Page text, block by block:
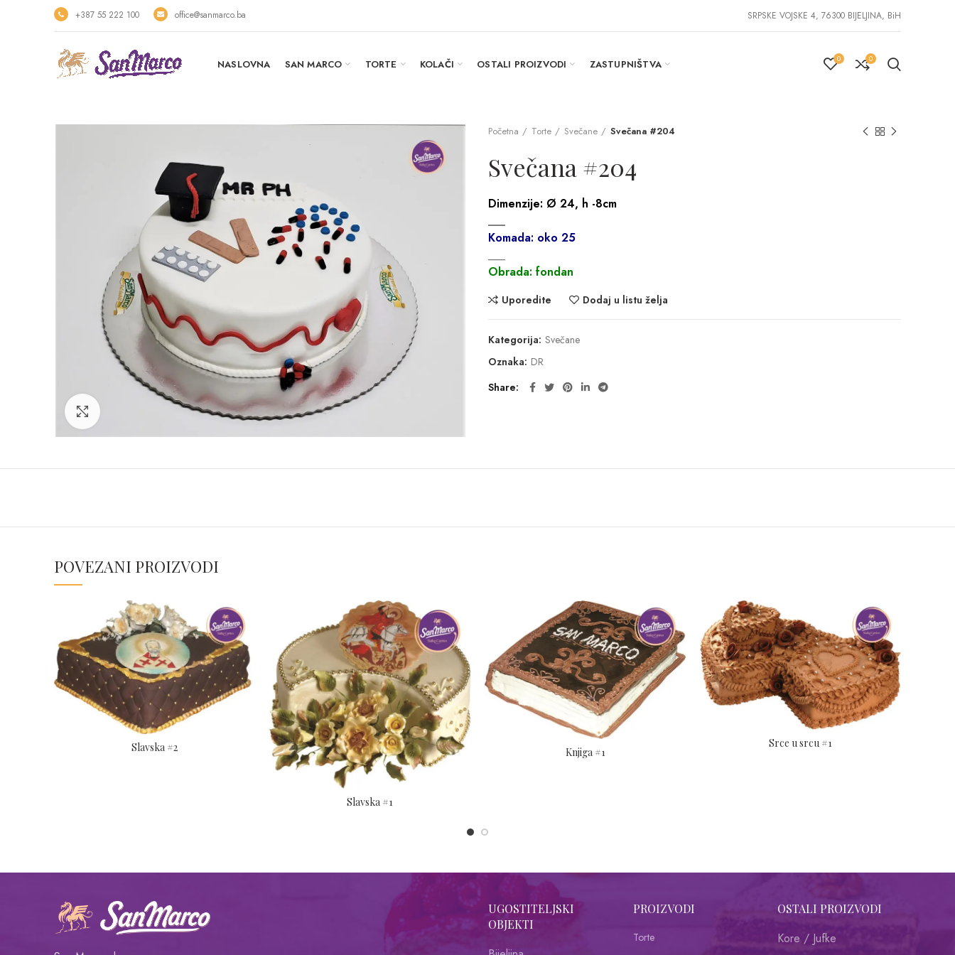
+387 55 222 100 office@sanmarco.ba SRPSKE VOJSKE 4, 76300 BIJELJINA, BiH
NASLOVNA SAN MARCO TORTE KOLAČI OSTALI PROIZVODI ZASTUPNIŠTVA 0 0
Početna Torte Svečane Svečana #204
Svečana #204
Dimenzije: Ø 24, h -8cm
___
Komada: oko 25
Obrada: fondan
Uporedite Dodaj u listu želja
Kategorija: Svečane
Oznaka: DR
Share
POVEZANI PROIZVODI
Slavska #2
Slavska #1
Knjiga #1
Srce u srcu #1
UGOSTITELJSKI
OBJEKTI
PROIZVODI
Torte
OSTALI PROIZVODI
Kore / Jufke